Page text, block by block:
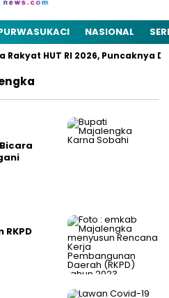
NASIONAL
HUT RI 2026, Puncaknya